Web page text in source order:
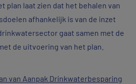
plan laat zien dat het behalen van
afhankelijk is van de inzet
gaat samen met de
de uitvoering van het plan.
van Aanpak Drinkwaterbesparing